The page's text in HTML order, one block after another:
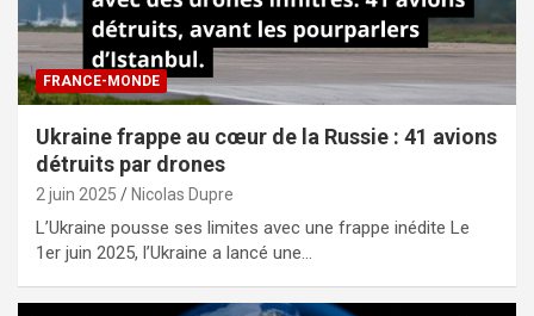
FRANCE-MONDE
Ukraine frappe au cœur de la Russie : 41 avions
détruits par drones
2 juin 2025 Nicolas Dupre
L’Ukraine pousse ses limites avec une frappe inédite Le
1er juin 2025, l’Ukraine a lancé une…